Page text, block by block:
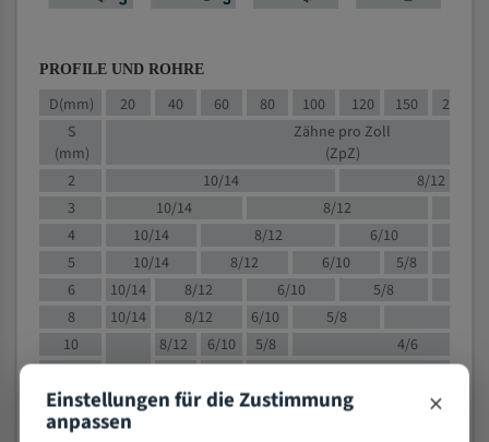
PROFILE UND ROHRE
D(mm) 20 40 60 80 100 120 150 200
S
(mm)
Zähne pro Zoll
(ZpZ)
2
10/14
8/12
3
10/14 8/12
4
10/14 8/12 6/10
5
10/14 8/12 6/10
5/8
6
10/14 8/12 6/10
5/8
8
10/14 8/12 6/10 5/8
10
8/12 6/10 5/8
4/6
15
8/12 6/10
4/5
20
Einstellungen für die Zustimmung
anpassen ×